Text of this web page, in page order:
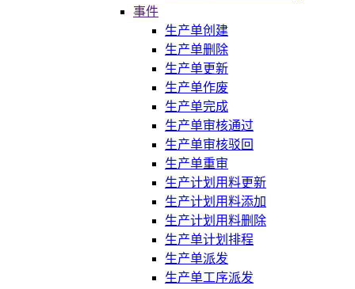
事件
生产单创建
生产单删除
生产单更新
生产单作废
生产单完成
生产单审核通过
生产单审核驳回
生产单重审
生产计划用料更新
生产计划用料添加
生产计划用料删除
生产单计划排程
生产单派发
生产单工序派发